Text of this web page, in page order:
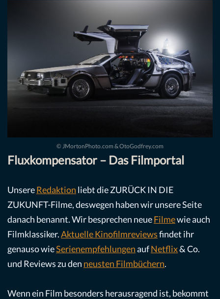
© JMortonPhoto.com & OtoGodfrey.com
Fluxkompensator – Das Filmportal
UnsereRedaktion liebt die ZURÜCK IN DIE
ZUKUNFT-Filme, deswegen haben wir unsere Seite
danach benannt. Wir besprechen neueFilmewie auch
Filmklassiker.Aktuelle Kinofilmreviewsfindet ihr
genauso wieSerienempfehlungenaufNetflix& Co.
und Reviews zu den neusten Filmbüchern.
Wenn ein Film besonders herausragend ist, bekommt